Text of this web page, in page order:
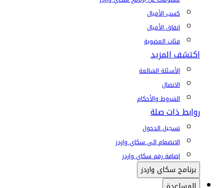
كسب الأميال
إنفاق الأميال
فئات العضوية
اكتشف المزيد
الأسئلة الشائعة
الاتصال
الشروط والأحكام
روابط ذات صلة
تسجيل الدخول
الانضمام إلى سكاي واردز
إضافة رقم سكاي واردز
برنامج سكاي واردز